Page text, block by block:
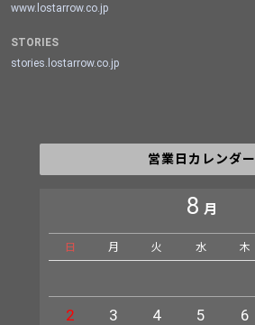
www.lostarrow.co.jp
STORIES
stories.lostarrow.co.jp
営業日カレンダー
8 月
日 月 火 水 木
2
3 4 5 6